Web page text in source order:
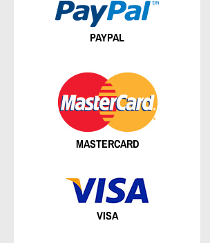
PAYPAL
MASTERCARD
VISA